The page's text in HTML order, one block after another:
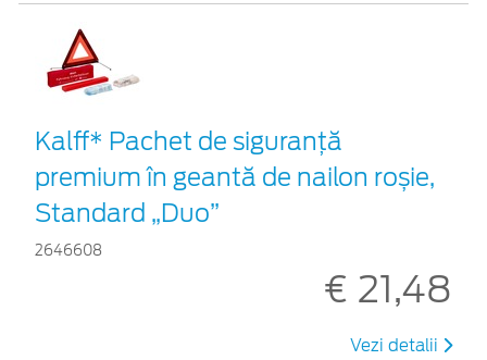
Kalff* Pachet de siguranţă
premium în geantă de nailon roșie,
Standard „Duo”
2646608
€ 21,48
Vezi detalii